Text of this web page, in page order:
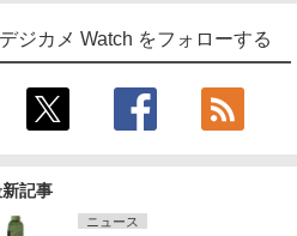
デジカメ Watch をフォローする
記事
ニュース